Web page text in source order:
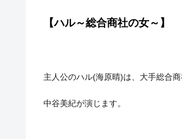
【ハル～総合商社の女～】
主人公のハル(海原晴)は、大手総合
中谷美紀が演じます。